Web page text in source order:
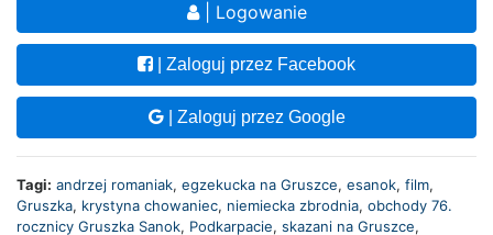
| Logowanie
| Zaloguj przez Facebook
| Zaloguj przez Google
Tagi: andrzej romaniak, egzekucka na Gruszce, esanok, film,
Gruszka, krystyna chowaniec, niemiecka zbrodnia, obchody 76.
rocznicy Gruszka Sanok, Podkarpacie, skazani na Gruszce,